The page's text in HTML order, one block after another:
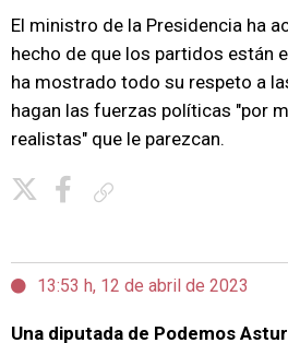
El ministro de la Presidencia ha
hecho de que los partidos están
ha mostrado todo su respeto a
hagan las fuerzas políticas "por
realistas" que le parezcan.
13:53 h, 12 de abril de 2023
Una diputada de Podemos